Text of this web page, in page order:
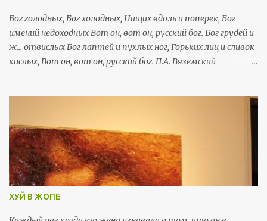
Бог голодных, Бог холодных, Нищих вдоль и поперек, Бог
имений недоходных Вот он, вот он, русский бог. Бог грудей и
ж... отвислых Бог лаптей и пухлых ног, Горьких лиц и сливок
кислых, Вот он, вот он, русский бог. П.А. Вяземский
имея на это и того оправдания, каким лукаво пользуются
человек; страны, где люди сами себя называют не именами,
а кличками: Ваньками, Стешками, Васьками, Палашками;
страны, где, наконец, нет, не только никаких гарантий для
личности, чести и собственности, но нет даже и
полицейского порядка, а есть только огромные корпорации
литературный критик (1811 - 1848 гг.) «Тяжелый русский
ХУЙ В ЖОПЕ